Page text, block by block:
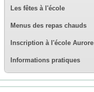
Les fêtes à l'école
Menus des repas chauds
Inscription à l'école Aurore
Informations pratiques